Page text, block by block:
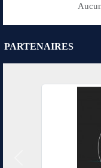
PARTENAIRES